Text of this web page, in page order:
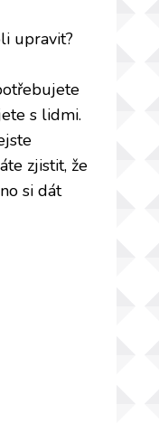
upravit?
s lidmi.
zjistit, že
si dát